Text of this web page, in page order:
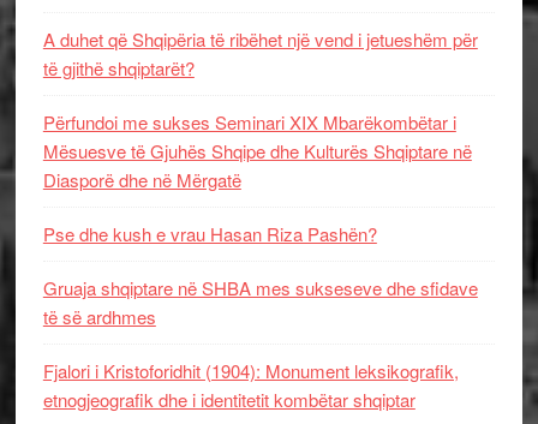
A duhet që Shqipëria të ribëhet një vend i jetueshëm për
të gjithë shqiptarët?
Përfundoi me sukses Seminari XIX Mbarëkombëtar i
Mësuesve të Gjuhës Shqipe dhe Kulturës Shqiptare në
Diasporë dhe në Mërgatë
Pse dhe kush e vrau Hasan Riza Pashën?
Gruaja shqiptare në SHBA mes sukseseve dhe sfidave
të së ardhmes
Fjalori i Kristoforidhit (1904): Monument leksikografik,
etnogjeografik dhe i identitetit kombëtar shqiptar